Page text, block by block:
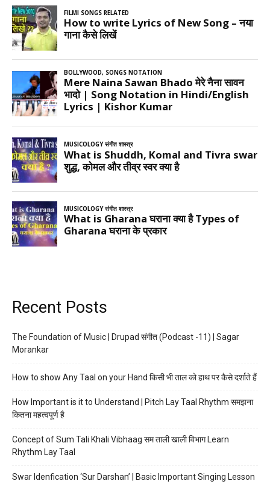
Recent Posts
The Foundation of Music | Drupad संगीत (Podcast -11) | Sagar
Morankar
How to show Any Taal on your Hand किसी भी ताल को हाथ पर कैसे दर्शाते हैं
How Important is it to Understand | Pitch Lay Taal Rhythm समझना
कितना महत्वपूर्ण है
Concept of Sum Tali Khali Vibhaag सम ताली खाली विभाग Learn
Rhythm Lay Taal
Swar Idenfication ‘Sur Darshan’ | Basic Important Singing Lesson